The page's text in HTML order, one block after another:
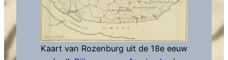
Kaart van Rozenburg uit de 18e eeuw